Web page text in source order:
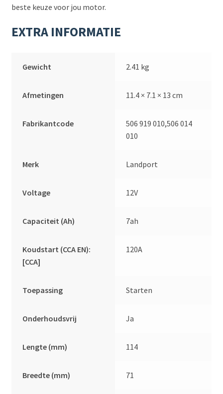
beste keuze voor jou motor.
EXTRA INFORMATIE
Gewicht 2.41 kg
Afmetingen 11.4 × 7.1 × 13 cm
Fabrikantcode
506 919 010,506 014
010
Merk Landport
Voltage 12V
Capaciteit (Ah) 7ah
Koudstart (CCA EN):
[CCA]
120A
Toepassing Starten
Onderhoudsvrij Ja
Lengte (mm) 114
Breedte (mm) 71